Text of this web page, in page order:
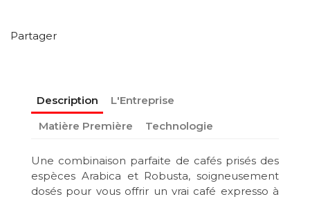
Partager
Description
L'Entreprise
Matière Première
Technologie
Une combinaison parfaite de cafés prisés des
espèces Arabica et Robusta, soigneusement
dosés pour vous offrir un vrai café expresso à